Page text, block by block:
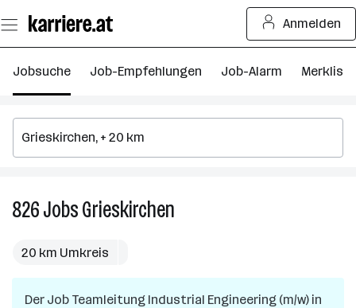
Seiteninhalt
springen
Anmelden
Jobsuche Job-Empfehlungen Job-Alarm Merkliste
826JobsGrieskirchen
20 km Umkreis
Der Job Teamleitung Industrial Engineering (m/w) in